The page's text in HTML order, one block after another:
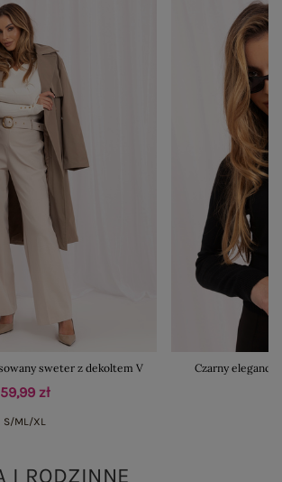
sweter z dekoltem V
59,99 zł
S/ML/XL
Czarny
I RODZINNE